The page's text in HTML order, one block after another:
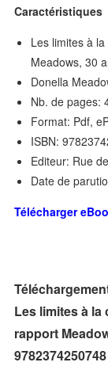
Caractéristiques
Les limites à
Meadows, 30
Donella
Nb. de pages:
Format: Pdf,
ISBN:
Editeur: Rue
Date de
Télécharger
Les limites à
rapport
9782374250748